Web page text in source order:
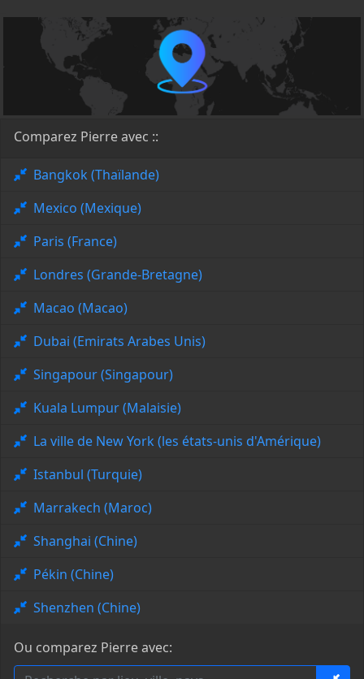
Comparez Pierre avec ::
Bangkok (Thaïlande)
Mexico (Mexique)
Paris (France)
Londres (Grande-Bretagne)
Macao (Macao)
Dubai (Emirats Arabes Unis)
Singapour (Singapour)
Kuala Lumpur (Malaisie)
La ville de New York (les états-unis d'Amérique)
Istanbul (Turquie)
Marrakech (Maroc)
Shanghai (Chine)
Pékin (Chine)
Shenzhen (Chine)
Ou comparez Pierre avec: